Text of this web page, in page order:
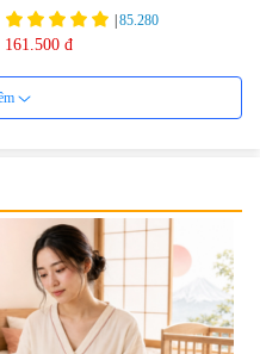
|85.280
161.500 đ
Viên nang uống cải thiện thị lực,
trí nhớ DHA + EPA + Flaxseed
Oil 30 viên/gói - Date 02/2027
|52.346